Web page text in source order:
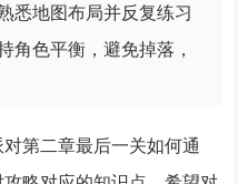
悉地图布局并反复练习
角色平衡，避免掉落，
第二章最后一关如何通